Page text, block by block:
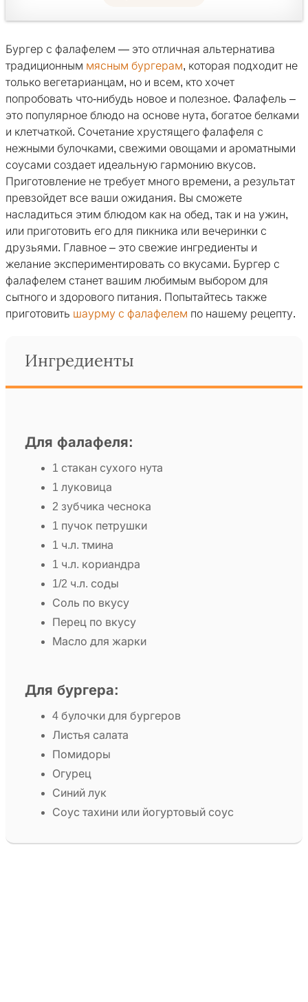
Бургер с фалафелем — это отличная альтернатива
традиционным мясным бургерам, которая подходит не
только вегетарианцам, но и всем, кто хочет
попробовать что-нибудь новое и полезное. Фалафель –
это популярное блюдо на основе нута, богатое белками
и клетчаткой. Сочетание хрустящего фалафеля с
нежными булочками, свежими овощами и ароматными
соусами создает идеальную гармонию вкусов.
Приготовление не требует много времени, а результат
превзойдет все ваши ожидания. Вы сможете
насладиться этим блюдом как на обед, так и на ужин,
или приготовить его для пикника или вечеринки с
друзьями. Главное – это свежие ингредиенты и
желание экспериментировать со вкусами. Бургер с
фалафелем станет вашим любимым выбором для
сытного и здорового питания. Попытайтесь также
приготовить шаурму с фалафелем по нашему рецепту.
Ингредиенты
Для фалафеля:
1 стакан сухого нута
1 луковица
2 зубчика чеснока
1 пучок петрушки
1 ч.л. тмина
1 ч.л. кориандра
1/2 ч.л. соды
Соль по вкусу
Перец по вкусу
Масло для жарки
Для бургера:
4 булочки для бургеров
Листья салата
Помидоры
Огурец
Синий лук
Соус тахини или йогуртовый соус